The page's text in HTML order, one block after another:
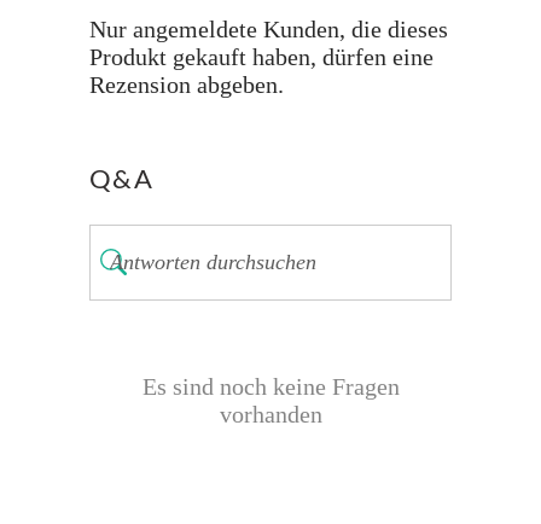
Nur angemeldete Kunden, die dieses
Produkt gekauft haben, dürfen eine
Rezension abgeben.
Q&A
Es sind noch keine Fragen
vorhanden